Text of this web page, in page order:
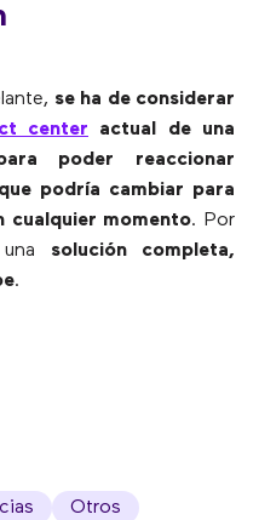
se ha de considerar
center actual de una
poder reaccionar
podría cambiar para
cualquier momento. Por
solución completa,
.
Otros